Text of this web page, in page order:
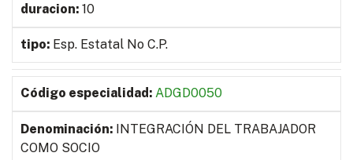
10
Esp. Estatal No C.P.
ADGD0050
INTEGRACIÓN DEL TRABAJADOR
COMO SOCIO